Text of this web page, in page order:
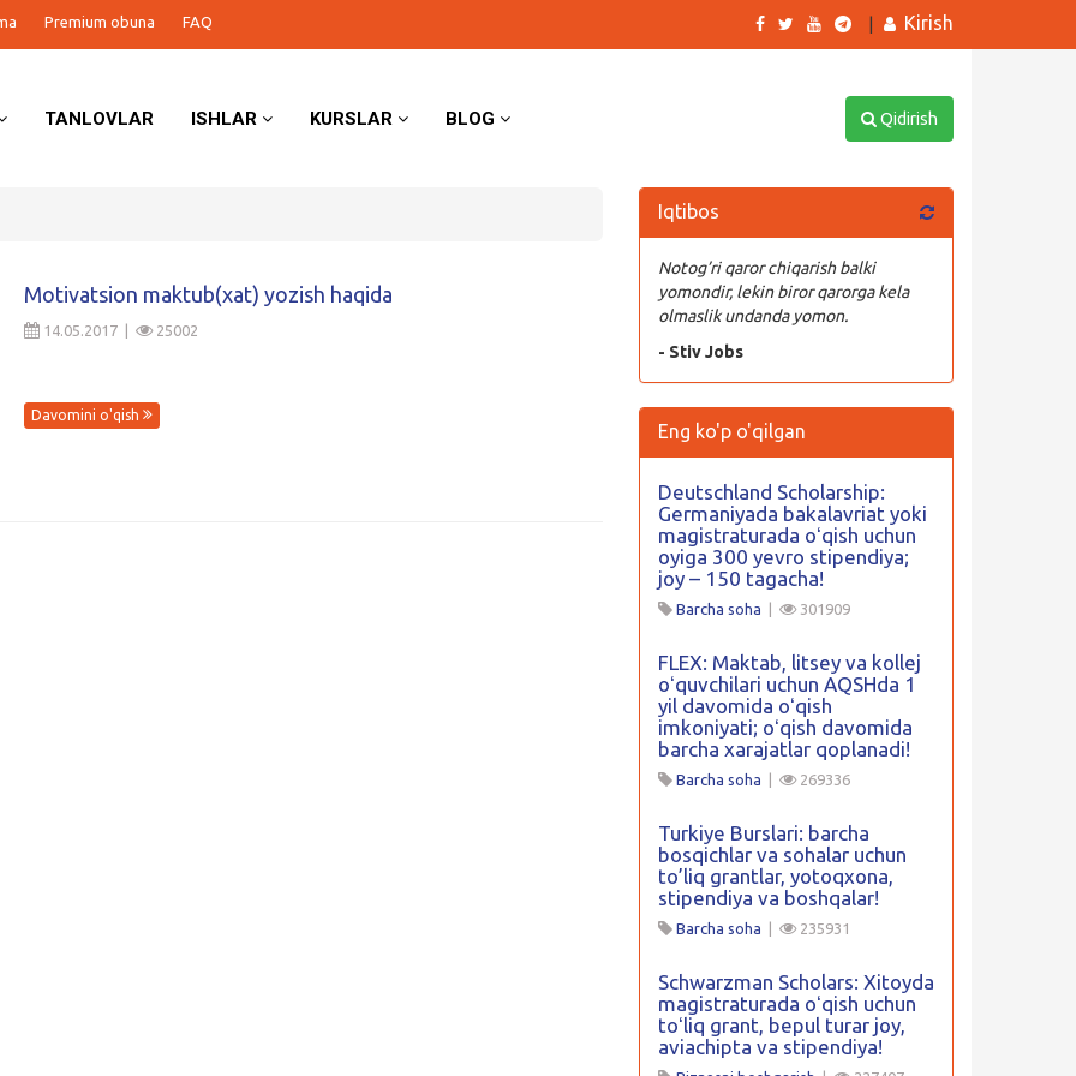
Premium obuna FAQ Kirish
TANLOVLAR ISHLAR KURSLAR BLOG Qidirish
Motivatsion maktub(xat) yozish haqida
14.05.2017 | 25002
Davomini o'qish
Iqtibos
Notog’ri qaror chiqarish balki
yomondir, lekin biror qarorga kela
olmaslik undanda yomon.
- Stiv Jobs
Eng ko'p o'qilgan
Deutschland Scholarship:
Germaniyada bakalavriat yoki
magistraturada oʻqish uchun
oyiga 300 yevro stipendiya;
joy – 150 tagacha!
Barcha soha 301909
FLEX: Maktab, litsey va kollej
oʻquvchilari uchun AQSHda 1
yil davomida oʻqish
imkoniyati; oʻqish davomida
barcha xarajatlar qoplanadi!
Barcha soha 269336
Turkiye Burslari: barcha
bosqichlar va sohalar uchun
to’liq grantlar, yotoqxona,
stipendiya va boshqalar!
Barcha soha 235931
Schwarzman Scholars: Xitoyda
magistraturada oʻqish uchun
toʻliq grant, bepul turar joy,
aviachipta va stipendiya!